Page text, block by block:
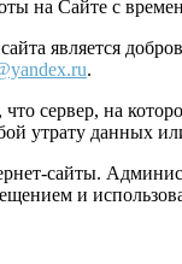
на Сайте с
является
.
сервер, на
утрату данных
сайты.
и